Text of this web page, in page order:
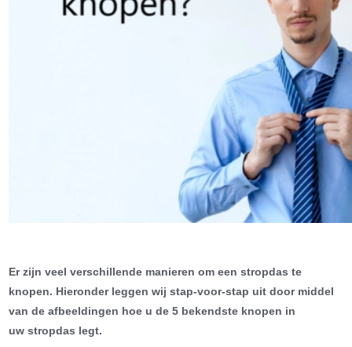
Er zijn veel verschillende manieren om een stropdas te
knopen. Hieronder leggen wij stap-voor-stap uit door middel
van de afbeeldingen hoe u de 5 bekendste knopen in
uw stropdas legt.